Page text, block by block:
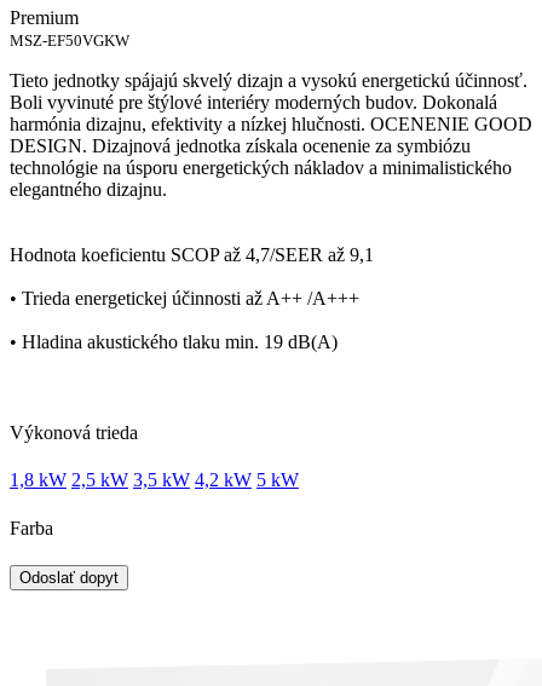
Premium
MSZ-EF50VGKW
Tieto jednotky spájajú skvelý dizajn a vysokú energetickú účinnosť.
Boli vyvinuté pre štýlové interiéry moderných budov. Dokonalá
harmónia dizajnu, efektivity a nízkej hlučnosti. OCENENIE GOOD
DESIGN. Dizajnová jednotka získala ocenenie za symbiózu
technológie na úsporu energetických nákladov a minimalistického
elegantného dizajnu.
Hodnota koeficientu SCOP až 4,7/SEER až 9,1
• Trieda energetickej účinnosti až A++ /A+++
• Hladina akustického tlaku min. 19 dB(A)
Výkonová trieda
1,8 kW 2,5 kW 3,5 kW 4,2 kW 5 kW
Farba
Odoslať dopyt